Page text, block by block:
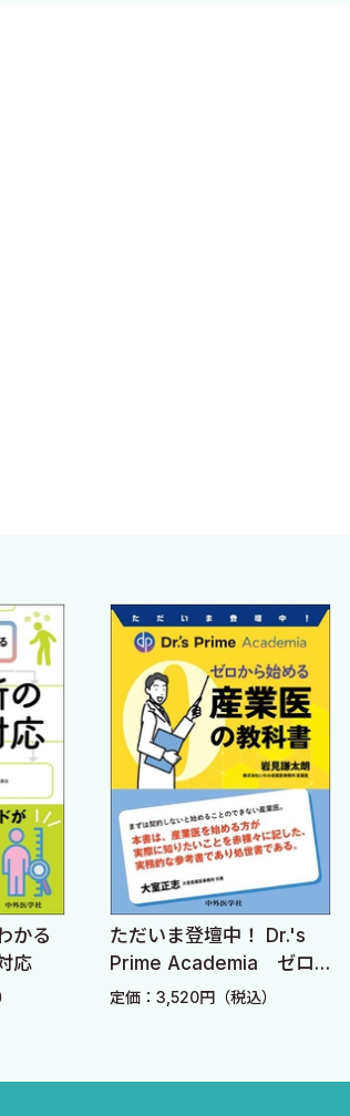
かる
応
ただいま登壇中！ Dr.'s
Prime Academia ゼロ
から始める産業医の教科
定価：3,520円（税込）